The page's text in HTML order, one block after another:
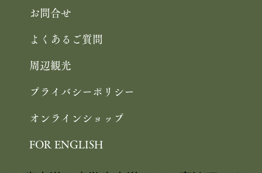
お問合せ
よくあるご質問
周辺観光
プライバシーポリシー
オンラインショップ
FOR ENGLISH